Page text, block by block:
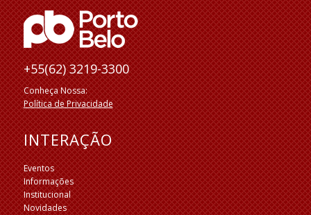
+55(62) 3219-3300
Conheça Nossa:
Política de Privacidade
INTERAÇÃO
Eventos
Informações
Institucional
Novidades